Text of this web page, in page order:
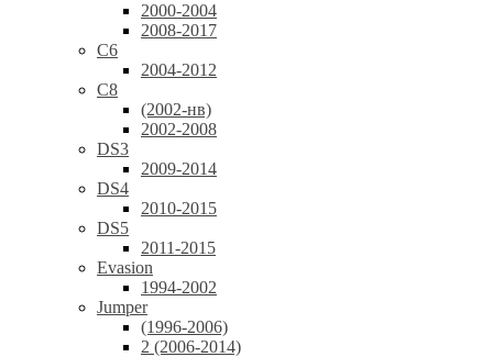
2000-2004
2008-2017
C6
2004-2012
C8
(2002-нв)
2002-2008
DS3
2009-2014
DS4
2010-2015
DS5
2011-2015
Evasion
1994-2002
Jumper
(1996-2006)
2 (2006-2014)